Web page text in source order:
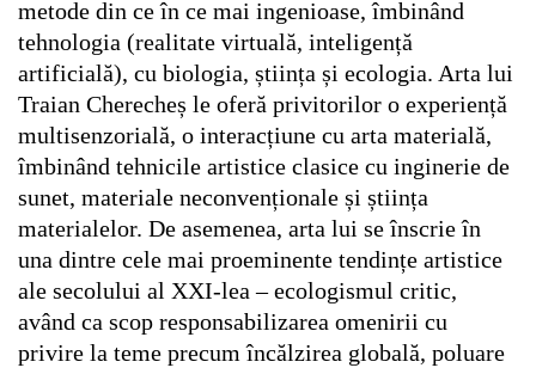
metode din ce în ce mai ingenioase, îmbinând
tehnologia (realitate virtuală, inteligență
artificială), cu biologia, știința și ecologia. Arta lui
Traian Cherecheș le oferă privitorilor o experiență
multisenzorială, o interacțiune cu arta materială,
îmbinând tehnicile artistice clasice cu inginerie de
sunet, materiale neconvenționale și știința
materialelor. De asemenea, arta lui se înscrie în
una dintre cele mai proeminente tendințe artistice
ale secolului al XXI-lea –ecologismul critic,
având ca scop responsabilizarea omenirii cu
privire la teme precum încălzirea globală, poluare